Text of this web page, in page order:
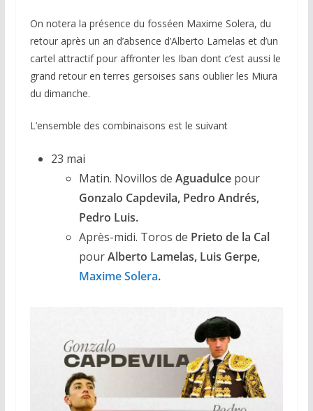
On notera la présence du fosséen Maxime Solera, du
retour après un an d’absence d’Alberto Lamelas et d’un
cartel attractif pour affronter les Iban dont c’est aussi le
grand retour en terres gersoises sans oublier les Miura
du dimanche.
L’ensemble des combinaisons est le suivant
23 mai
Matin. Novillos de Aguadulce pour
Gonzalo Capdevila, Pedro Andrés,
Pedro Luis.
Après-midi. Toros de Prieto de la Cal
pourAlberto Lamelas, Luis Gerpe,
Maxime Solera.